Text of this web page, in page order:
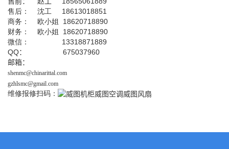
售后： 沈工 18613018851
商务： 欧小姐 18620718890
财务： 欧小姐 18620718890
微信： 13318871889
QQ： 675037960
邮箱：
shenmc@chinarittal.com
gzhlsmc@gmail.com
维修报修扫码：